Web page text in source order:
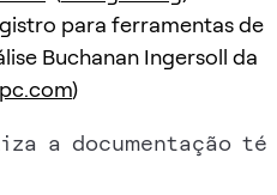
para ferramentas de
Buchanan Ingersoll da
)